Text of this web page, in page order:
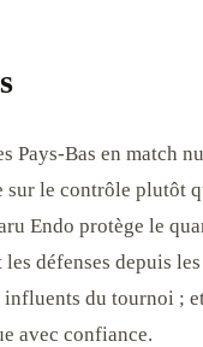
Pays-Bas en match
le contrôle plutôt
Endo protège le
défenses depuis
du tournoi ;
avec confiance.